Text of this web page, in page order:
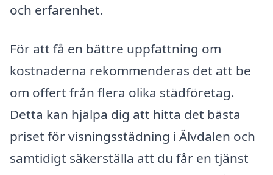
och erfarenhet.
För att få en bättre uppfattning om
kostnaderna rekommenderas det att be
om offert från flera olika städföretag.
Detta kan hjälpa dig att hitta det bästa
priset för visningsstädning i Älvdalen och
samtidigt säkerställa att du får en tjänst